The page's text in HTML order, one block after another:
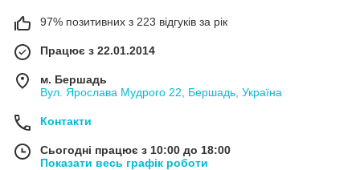
97% позитивних з 223 відгуків за рік
Працює з 22.01.2014
м. Бершадь
Вул. Ярослава Мудрого 22, Бершадь, Україна
Контакти
Сьогодні працює з 10:00 до 18:00
Показати весь графік роботи